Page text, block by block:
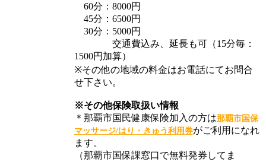
60分：8000円
45分：6500円
30分：5000円
交通費込み、延長も可（15分毎：
1500円加算）
※その他の地域の料金はお電話にてお問合
せ下さい。
※その他保険取扱い情報
＊那覇市国民健康保険加入の方は那覇市国保
マッサージ/はり・きゅう利用券がご利用になれ
ます。
（那覇市国保課窓口で無料発券してま